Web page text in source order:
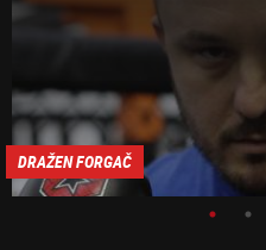
DRAŽEN FORGAČ